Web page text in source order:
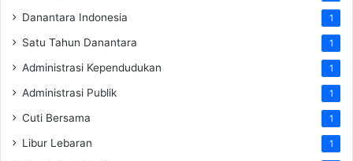
Danantara Indonesia 1
Satu Tahun Danantara 1
Administrasi Kependudukan 1
Administrasi Publik 1
Cuti Bersama 1
Libur Lebaran 1